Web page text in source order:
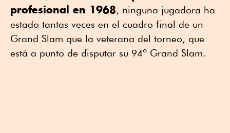
profesional en 1968, ninguna jugadora ha
estado tantas veces en el cuadro final de un
Grand Slam que la veterana del torneo, que
está a punto de disputar su 94º Grand Slam.